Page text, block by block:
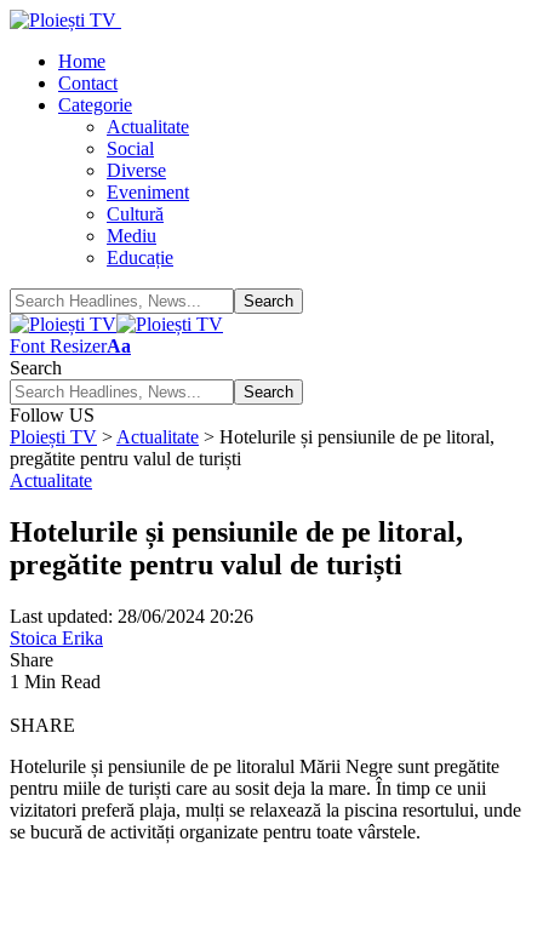
Home
Contact
Categorie
Actualitate
Social
Diverse
Eveniment
Cultură
Mediu
Educație
Font ResizerAa
Search
Follow US
Ploiești TV > Actualitate > Hotelurile și pensiunile de pe litoral,
pregătite pentru valul de turiști
Actualitate
Hotelurile și pensiunile de pe litoral,
pregătite pentru valul de turiști
Last updated: 28/06/2024 20:26
Stoica Erika
Share
1 Min Read
SHARE
Hotelurile și pensiunile de pe litoralul Mării Negre sunt pregătite
pentru miile de turiști care au sosit deja la mare. În timp ce unii
vizitatori preferă plaja, mulți se relaxează la piscina resortului, unde
se bucură de activități organizate pentru toate vârstele.